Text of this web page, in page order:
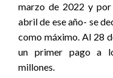
marzo de 2022 y
abril de ese año- se
como máximo. Al 28
un primer pago a
millones.